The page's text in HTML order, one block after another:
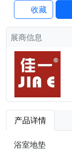
收藏
展商信息
产品详情
浴室地垫